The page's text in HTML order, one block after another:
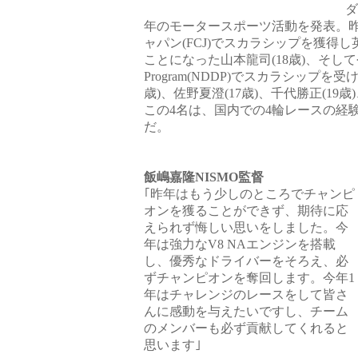
年のモータースポーツ活動を発表。
ャパン(FCJ)でスカラシップを獲得
ことになった山本龍司(18歳)、そして
Program(NDDP)でスカラシップを受
歳)、佐野夏澄(17歳)、千代勝正(19
この4名は、国内での4輪レースの経
だ。
飯嶋嘉隆NISMO監督
｢昨年はもう少しのところでチャンピ
オンを獲ることができず、期待に応
えられず悔しい思いをしました。今
年は強力なV8 NAエンジンを搭載
し、優秀なドライバーをそろえ、必
ずチャンピオンを奪回します。今年1
年はチャレンジのレースをして皆さ
んに感動を与えたいですし、チーム
のメンバーも必ず貢献してくれると
思います｣